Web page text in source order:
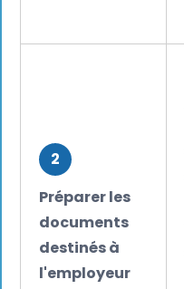
2
Préparer les
documents
destinés à
l'employeur